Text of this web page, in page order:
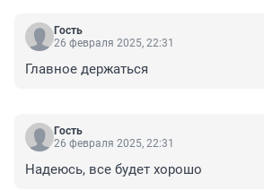
Гость
26 февраля 2025, 22:31
Главное держаться
Гость
26 февраля 2025, 22:31
Надеюсь, все будет хорошо